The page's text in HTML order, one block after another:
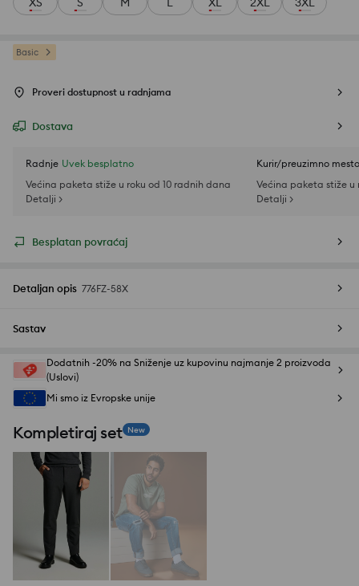
Basic
Proveri dostupnost u radnjama
Dostava
Radnje Uvek besplatno
Većina paketa stiže u roku od 10 radnih dana
Detalji >
Kurir/preuzimno mesto
Većina paketa stiže u
Detalji >
Besplatan povraćaj
Detaljan opis 776FZ-58X
Sastav
Dodatnih -20% na Sniženje uz kupovinu najmanje 2 proizvoda
(Uslovi)
Mi smo iz Evropske unije
Kompletiraj set New